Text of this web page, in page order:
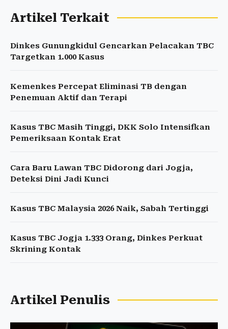
Artikel Terkait
Dinkes Gunungkidul Gencarkan Pelacakan TBC
Targetkan 1.000 Kasus
Kemenkes Percepat Eliminasi TB dengan
Penemuan Aktif dan Terapi
Kasus TBC Masih Tinggi, DKK Solo Intensifkan
Pemeriksaan Kontak Erat
Cara Baru Lawan TBC Didorong dari Jogja,
Deteksi Dini Jadi Kunci
Kasus TBC Malaysia 2026 Naik, Sabah Tertinggi
Kasus TBC Jogja 1.333 Orang, Dinkes Perkuat
Skrining Kontak
Artikel Penulis